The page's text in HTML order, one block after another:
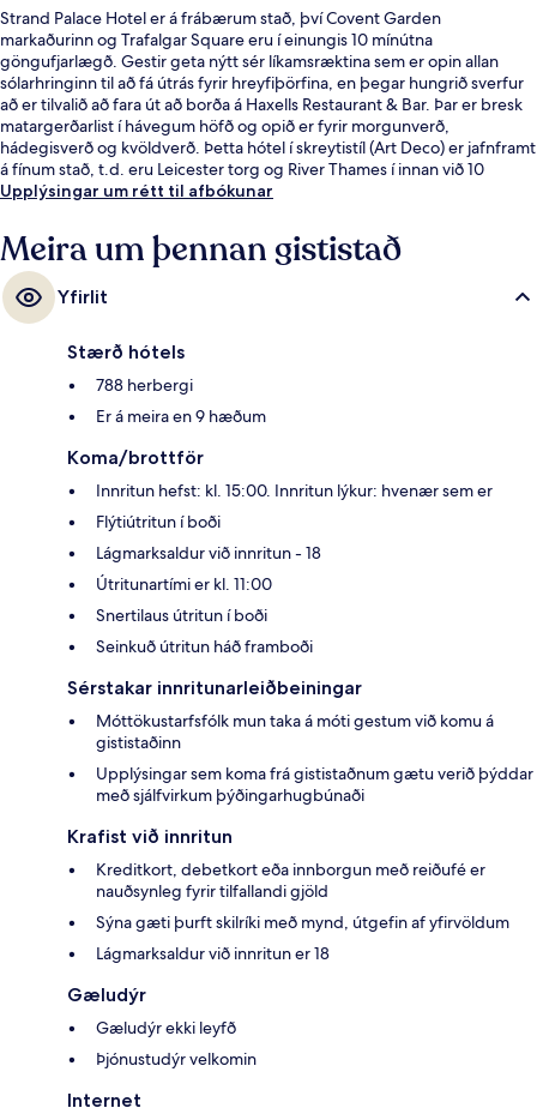
Strand Palace Hotel er á frábærum stað, því Covent Garden
markaðurinn og Trafalgar Square eru í einungis 10 mínútna
göngufjarlægð. Gestir geta nýtt sér líkamsræktina sem er opin allan
sólarhringinn til að fá útrás fyrir hreyfiþörfina, en þegar hungrið sverfur
að er tilvalið að fara út að borða á Haxells Restaurant & Bar. Þar er bresk
matargerðarlist í hávegum höfð og opið er fyrir morgunverð,
hádegisverð og kvöldverð. Þetta hótel í skreytistíl (Art Deco) er jafnframt
á fínum stað, t.d. eru Leicester torg og River Thames í innan við 10
mínútna göngufæri. Aðrir ferðamenn eru ánægðir með miðlæga
nágrenninu og líka hve stutt er í almenningssamgöngur: Covent Garden
neðanjarðarlestarstöðin er í 5 mínútna göngufjarlægð og Charing Cross
neðanjarðarlestarstöðin er í 6 mínútna göngufjarlægð.
Upplýsingar um rétt til afbókunar
Meira um þennan gististað
Yfirlit
Stærð hótels
788 herbergi
Er á meira en 9 hæðum
Koma/brottför
Innritun hefst: kl. 15:00. Innritun lýkur: hvenær sem er
Flýtiútritun í boði
Lágmarksaldur við innritun - 18
Útritunartími er kl. 11:00
Snertilaus útritun í boði
Seinkuð útritun háð framboði
Sérstakar innritunarleiðbeiningar
Móttökustarfsfólk mun taka á móti gestum við komu á
gististaðinn
Upplýsingar sem koma frá gististaðnum gætu verið þýddar
með sjálfvirkum þýðingarhugbúnaði
Krafist við innritun
Kreditkort, debetkort eða innborgun með reiðufé er
nauðsynleg fyrir tilfallandi gjöld
Sýna gæti þurft skilríki með mynd, útgefin af yfirvöldum
Lágmarksaldur við innritun er 18
Gæludýr
Gæludýr ekki leyfð
Þjónustudýr velkomin
Internet